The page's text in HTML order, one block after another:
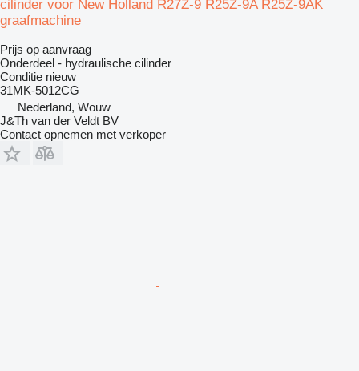
cilinder voor New Holland R27Z-9 R25Z-9A R25Z-9AK
graafmachine
Prijs op aanvraag
Onderdeel - hydraulische cilinder
Conditie nieuw
31MK-5012CG
Nederland, Wouw
J&Th van der Veldt BV
Contact opnemen met verkoper